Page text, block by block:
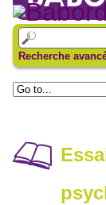
Recherche